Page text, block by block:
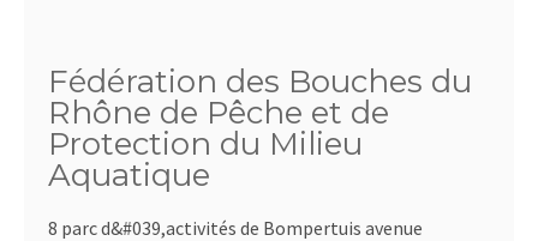
Fédération des Bouches du
Rhône de Pêche et de
Protection du Milieu
Aquatique
8 parc d&#039,activités de Bompertuis avenue